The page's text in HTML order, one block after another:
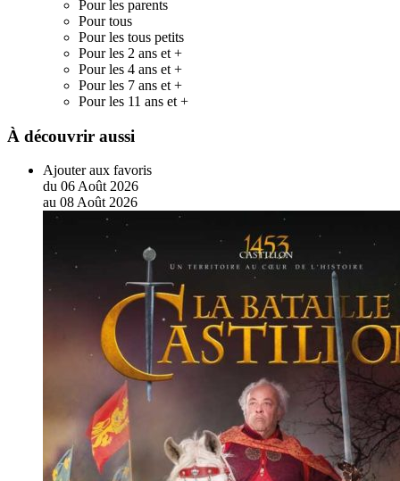
Pour les parents
Pour tous
Pour les tous petits
Pour les 2 ans et +
Pour les 4 ans et +
Pour les 7 ans et +
Pour les 11 ans et +
À découvrir aussi
Ajouter aux favoris
du 06 Août 2026
au 08 Août 2026